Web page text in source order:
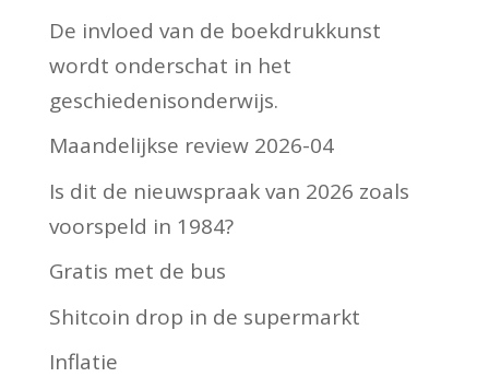
De invloed van de boekdrukkunst
wordt onderschat in het
geschiedenisonderwijs.
Maandelijkse review 2026-04
Is dit de nieuwspraak van 2026 zoals
voorspeld in 1984?
Gratis met de bus
Shitcoin drop in de supermarkt
Inflatie